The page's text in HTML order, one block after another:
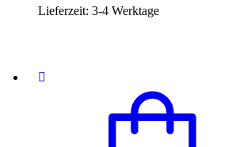
Lieferzeit: 3-4 Werktage